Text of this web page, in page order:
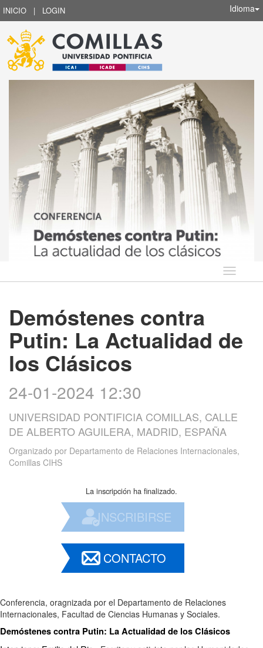
INICIO | LOGIN Idioma
Idioma
Demóstenes contra
Putin: La Actualidad de
los Clásicos
24-01-2024 12:30
UNIVERSIDAD PONTIFICIA COMILLAS, CALLE
DE ALBERTO AGUILERA, MADRID, ESPAÑA
Organizado por Departamento de Relaciones Internacionales,
Comillas CIHS
La inscripción ha finalizado.
INSCRIBIRSE
CONTACTO
Conferencia, oragnizada por el Departamento de Relaciones
Internacionales, Facultad de Ciencias Humanas y Sociales.
Demóstenes contra Putin: La Actualidad de los Clásicos